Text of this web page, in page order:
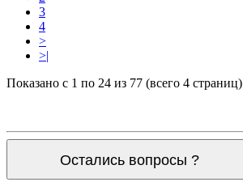
3
4
>
>|
Показано с 1 по 24 из 77 (всего 4 страниц)
Остались вопросы ?